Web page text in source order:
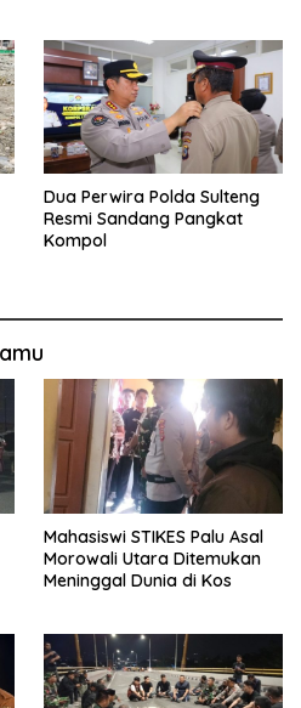
Dua Perwira Polda Sulteng
Resmi Sandang Pangkat
Kompol
Mahasiswi STIKES Palu Asal
Morowali Utara Ditemukan
Meninggal Dunia di Kos